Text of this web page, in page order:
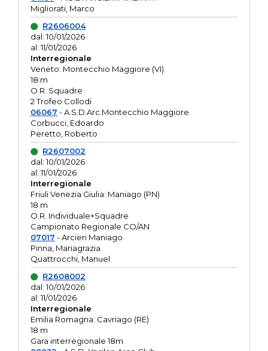
Migliorati, Marco
R2606004
dal: 10/01/2026
al: 11/01/2026
Interregionale
Veneto: Montecchio Maggiore (VI)
18 m
O.R. Squadre
2 Trofeo Collodi
06067 - A.S.D.Arc.Montecchio Maggiore
Corbucci, Edoardo
Peretto, Roberto
R2607002
dal: 10/01/2026
al: 11/01/2026
Interregionale
Friuli Venezia Giulia: Maniago (PN)
18 m
O.R. Individuale+Squadre
Campionato Regionale CO/AN
07017 - Arcieri Maniago
Pinna, Mariagrazia
Quattrocchi, Manuel
R2608002
dal: 10/01/2026
al: 11/01/2026
Interregionale
Emilia Romagna: Cavriago (RE)
18 m
Gara interregionale 18m